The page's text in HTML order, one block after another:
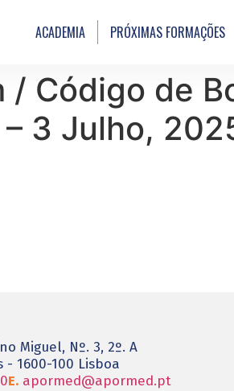
ACADEMIA PRÓXIMAS FORMAÇÕES
/ Código de
– 3 Julho,
Miguel, Nº. 3, 2º. A
- 1600-100 Lisboa
E. apormed@apormed.pt